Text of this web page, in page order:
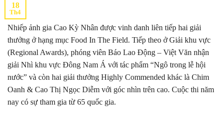
18
Th4
Nhiếp ảnh gia Cao Kỳ Nhân được vinh danh liên tiếp hai giải
thưởng ở hạng mục Food In The Field. Tiếp theo ở Giải khu vực
(Regional Awards), phóng viên Báo Lao Động – Việt Văn nhận
giải Nhì khu vực Đông Nam Á với tác phẩm “Ngô trong lễ hội
nước” và còn hai giải thưởng Highly Commended khác là Chim
Oanh & Cao Thị Ngọc Diễm với góc nhìn trên cao. Cuộc thi năm
nay có sự tham gia từ 65 quốc gia.